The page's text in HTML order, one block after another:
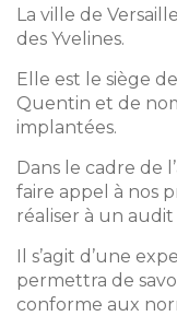
La ville de
des Yvelines.
Elle est le siège
Quentin et de
implantées.
Dans le cadre de
faire appel à nos
réaliser à un
Il s’agit d’une
permettra de
conforme aux